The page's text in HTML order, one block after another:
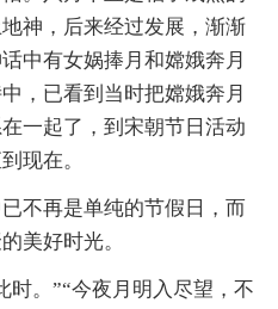
神，后来经过发展，渐渐
中有女娲捧月和嫦娥奔月
，已看到当时把嫦娥奔月
一起了，到宋朝节日活动
现在。
不再是单纯的节假日，而
美好时光。
时。”“今夜月明入尽望，不